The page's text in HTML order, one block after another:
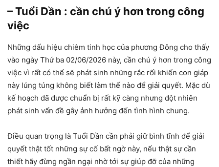
– Tuổi Dần : cần chú ý hơn trong công
việc
Những dấu hiệu chiêm tinh học của phương Đông cho thấy
vào ngày Thứ ba 02/06/2026 này, cần chú ý hơn trong công
việc vì rất có thể sẽ phát sinh những rắc rối khiến con giáp
này lúng túng không biết làm thế nào để giải quyết. Mặc dù
kế hoạch đã được chuẩn bị rất kỹ càng nhưng đột nhiên
phát sinh vấn đề gây ảnh hưởng đến tình hình chung.
Điều quan trọng là Tuổi Dần cần phải giữ bình tĩnh để giải
quyết thật tốt những sự cố bất ngờ này, nếu thật sự cần
thiết hãy đừng ngần ngại nhờ tới sự giúp đỡ của những